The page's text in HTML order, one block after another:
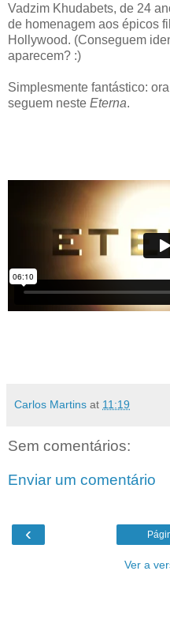
Vadzim Khudabets, de 24
de homenagem aos épicos
Hollywood. (Conseguem
aparecem? :)
Simplesmente fantástico:
seguem neste Eterna.
Carlos Martins at 11:19
Sem comentários:
Enviar um comentário
‹
Ver a